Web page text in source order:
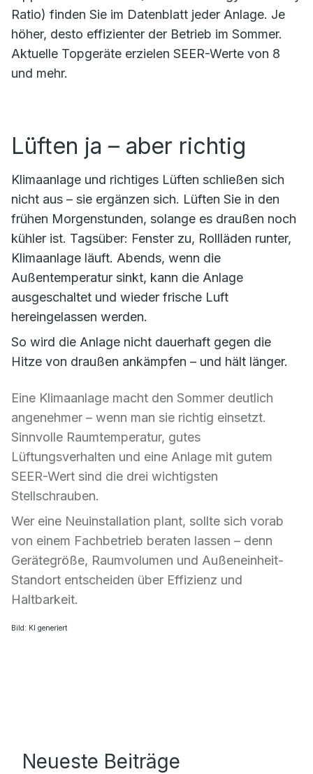
Ratio) finden Sie im Datenblatt jeder Anlage. Je
höher, desto effizienter der Betrieb im Sommer.
Aktuelle Topgeräte erzielen SEER-Werte von 8
und mehr.
Lüften ja – aber richtig
Klimaanlage und richtiges Lüften schließen sich
nicht aus – sie ergänzen sich. Lüften Sie in den
frühen Morgenstunden, solange es draußen noch
kühler ist. Tagsüber: Fenster zu, Rollläden runter,
Klimaanlage läuft. Abends, wenn die
Außentemperatur sinkt, kann die Anlage
ausgeschaltet und wieder frische Luft
hereingelassen werden.
So wird die Anlage nicht dauerhaft gegen die
Hitze von draußen ankämpfen – und hält länger.
Eine Klimaanlage macht den Sommer deutlich
angenehmer – wenn man sie richtig einsetzt.
Sinnvolle Raumtemperatur, gutes
Lüftungsverhalten und eine Anlage mit gutem
SEER-Wert sind die drei wichtigsten
Stellschrauben.
Wer eine Neuinstallation plant, sollte sich vorab
von einem Fachbetrieb beraten lassen – denn
Gerätegröße, Raumvolumen und Außeneinheit-
Standort entscheiden über Effizienz und
Haltbarkeit.
Bild: KI generiert
Neueste Beiträge